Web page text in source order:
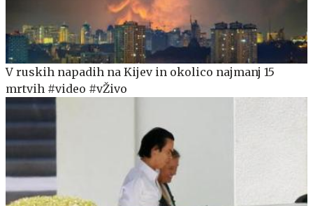
V ruskih napadih na Kijev in okolico najmanj 15
mrtvih #video #vŽivo